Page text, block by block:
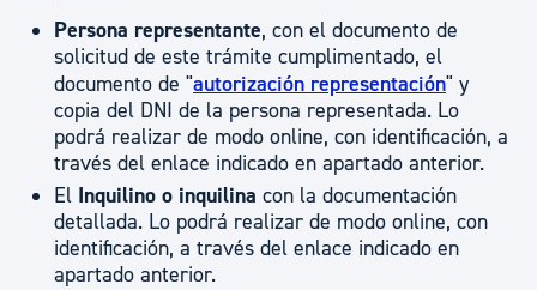
Persona representante, con el documento de
solicitud de este trámite cumplimentado, el
documento de "autorización representación" y
copia del DNI de la persona representada. Lo
podrá realizar de modo online, con identificación, a
través del enlace indicado en apartado anterior.
El Inquilino o inquilina con la documentación
detallada. Lo podrá realizar de modo online, con
identificación, a través del enlace indicado en
apartado anterior.